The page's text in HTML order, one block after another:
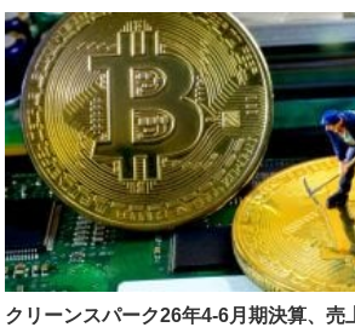
クリーンスパーク26年4-6月期決算、